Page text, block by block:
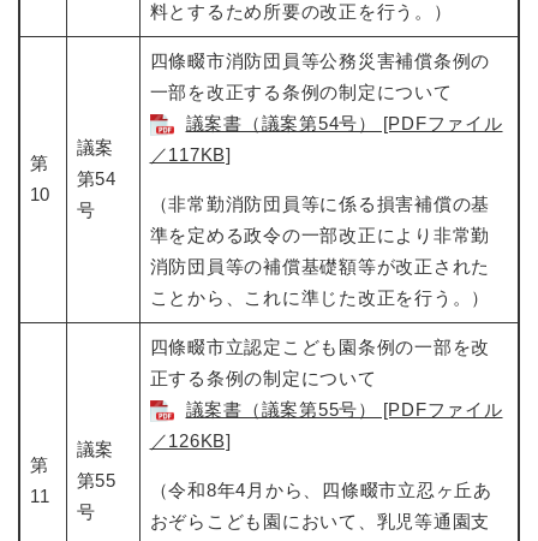
料とするため所要の改正を行う。）
第
10
議案
第54
号
四條畷市消防団員等公務災害補償条例の
一部を改正する条例の制定について​
議案書（議案第54号） [PDFファイル
／117KB]
（非常勤消防団員等に係る損害補償の基
準を定める政令の一部改正により非常勤
消防団員等の補償基礎額等が改正された
ことから、これに準じた改正を行う。）
第
11
議案
第55
号
四條畷市立認定こども園条例の一部を改
正する条例の制定について​
議案書（議案第55号） [PDFファイル
／126KB]
（令和8年4月から、四條畷市立忍ヶ丘あ
おぞらこども園において、乳児等通園支